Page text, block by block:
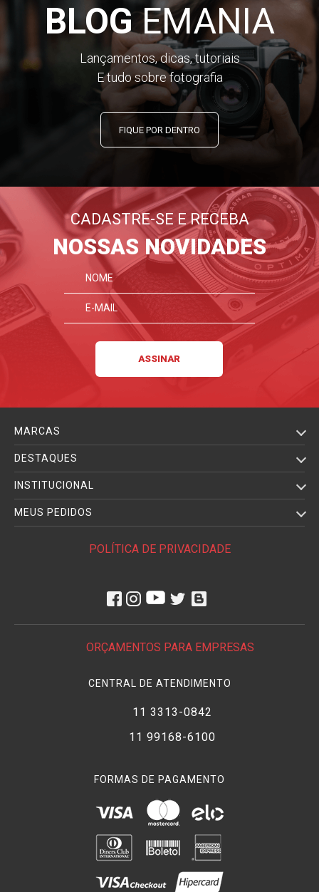
BLOGEMANIA
Lançamentos, dicas, tutoriais
E tudo sobre fotografia
FIQUE POR DENTRO
CADASTRE-SE E RECEBA
NOSSAS NOVIDADES
MARCAS
DESTAQUES
INSTITUCIONAL
MEUS PEDIDOS
POLÍTICA DE PRIVACIDADE
ORÇAMENTOS PARA EMPRESAS
CENTRAL DE ATENDIMENTO
11 3313-0842
11 99168-6100
FORMAS DE PAGAMENTO